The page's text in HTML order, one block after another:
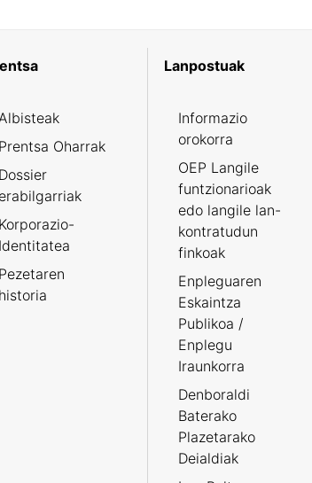
Prentsa Oharrak
Dossier
erabilgarriak
Korporazio-
Identitatea
Pezetaren
historia
Lanpostuak
Informazio
orokorra
OEP Langile
funtzionarioak
edo langile lan-
kontratudun
finkoak
Enpleguaren
Eskaintza
Publikoa /
Enplegu
Iraunkorra
Denboraldi
Baterako
Plazetarako
Deialdiak